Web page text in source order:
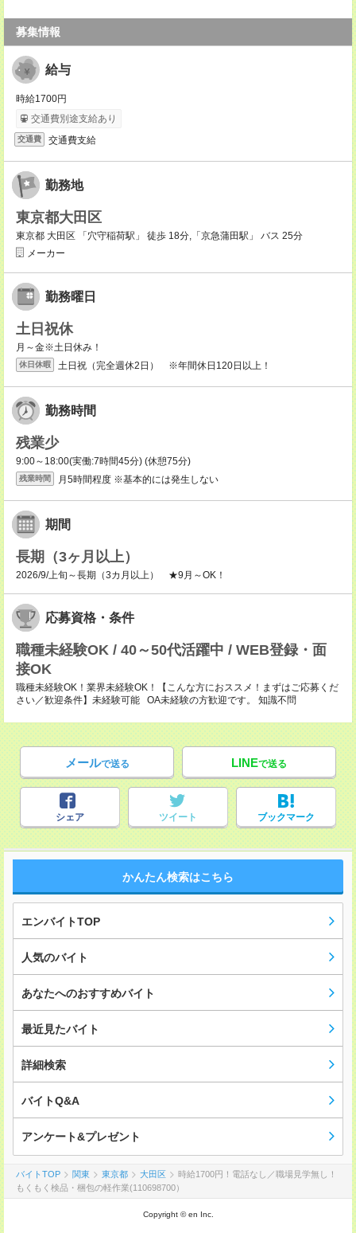
募集情報
給与
時給1700円
交通費別途支給あり
交通費 交通費支給
勤務地
東京都大田区
東京都 大田区 「穴守稲荷駅」 徒歩 18分,「京急蒲田駅」 バス 25分
メーカー
勤務曜日
土日祝休
月～金※土日休み！
休日休暇 土日祝（完全週休2日） ※年間休日120日以上！
勤務時間
残業少
9:00～18:00(実働:7時間45分) (休憩75分)
残業時間 月5時間程度 ※基本的には発生しない
期間
長期（3ヶ月以上）
2026/9/上旬～長期（3カ月以上） ★9月～OK！
応募資格・条件
職種未経験OK / 40～50代活躍中 / WEB登録・面
接OK
職種未経験OK！業界未経験OK！【こんな方におススメ！まずはご応募くだ
さい／歓迎条件】未経験可能 OA未経験の方歓迎です。 知識不問
メールで送る LINEで送る
シェア ツイート ブックマーク
かんたん検索はこちら
エンバイトTOP
人気のバイト
あなたへのおすすめバイト
最近見たバイト
詳細検索
バイトQ&A
アンケート&プレゼント
バイトTOP 関東 東京都 大田区
時給1700円！電話なし／職場見学無し！
もくもく検品・梱包の軽作業(110698700）
Copyright © en Inc.